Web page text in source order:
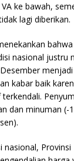
ke bawah,
lagi diberikan.
nasional justru
kabar baik
dan minuman (-
nasional,